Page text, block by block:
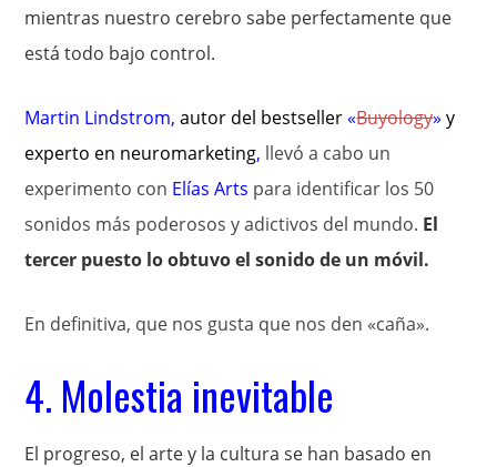
mientras nuestro cerebro sabe perfectamente que
está todo bajo control.
Martin Lindstrom,autor del bestseller«Buyology»y
experto en neuromarketing, llevó a cabo un
experimento con Elías Arts para identificar los 50
sonidos más poderosos y adictivos del mundo. El
tercer puesto lo obtuvo el sonido de un móvil.
En definitiva, que nos gusta que nos den «caña».
4. Molestia inevitable
El progreso, el arte y la cultura se han basado en